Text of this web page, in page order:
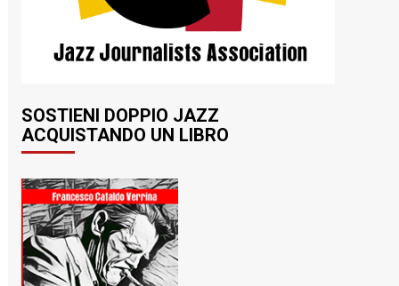
SOSTIENI DOPPIO JAZZ
ACQUISTANDO UN LIBRO